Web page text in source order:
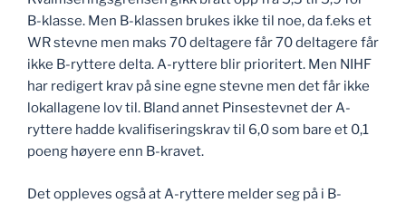
B-klasse. Men B-klassen brukes ikke til noe, da f.eks et
WR stevne men maks 70 deltagere får 70 deltagere får
ikke B-ryttere delta. A-ryttere blir prioritert. Men NIHF
har redigert krav på sine egne stevne men det får ikke
lokallagene lov til. Bland annet Pinsestevnet der A-
ryttere hadde kvalifiseringskrav til 6,0 som bare et 0,1
poeng høyere enn B-kravet.
Det oppleves også at A-ryttere melder seg på i B-